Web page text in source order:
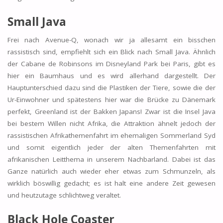
Small Java
Frei nach Avenue-Q, wonach wir ja allesamt ein bisschen
rassistisch sind, empfiehlt sich ein Blick nach Small Java. Ähnlich
der Cabane de Robinsons im Disneyland Park bei Paris, gibt es
hier ein Baumhaus und es wird allerhand dargestellt. Der
Hauptunterschied dazu sind die Plastiken der Tiere, sowie die der
Ur-Einwohner und spätestens hier war die Brücke zu Dänemark
perfekt, Greenland ist der Bakken Japans! Zwar ist die Insel Java
bei bestem Willen nicht Afrika, die Attraktion ähnelt jedoch der
rassistischen Afrikathemenfahrt im ehemaligen Sommerland Syd
und somit eigentlich jeder der alten Themenfahrten mit
afrikanischen Leitthema in unserem Nachbarland. Dabei ist das
Ganze natürlich auch wieder eher etwas zum Schmunzeln, als
wirklich böswillig gedacht; es ist halt eine andere Zeit gewesen
und heutzutage schlichtweg veraltet.
Black Hole Coaster